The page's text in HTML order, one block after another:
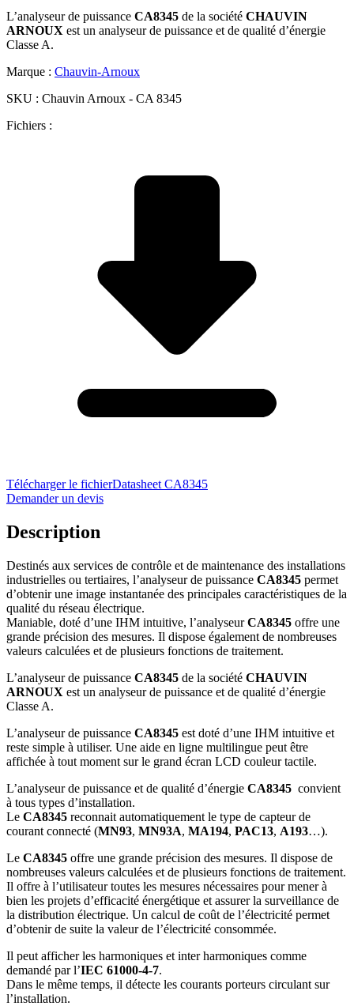
L’analyseur de puissance CA8345 de la société CHAUVIN
ARNOUX est un analyseur de puissance et de qualité d’énergie
Classe A.
Marque : Chauvin-Arnoux
SKU : Chauvin Arnoux - CA 8345
Fichiers :
Télécharger le fichierDatasheet CA8345
Demander un devis
Description
Destinés aux services de contrôle et de maintenance des installations
industrielles ou tertiaires, l’analyseur de puissance CA8345 permet
d’obtenir une image instantanée des principales caractéristiques de la
qualité du réseau électrique.
Maniable, doté d’une IHM intuitive, l’analyseurCA8345 offre une
grande précision des mesures. Il dispose également de nombreuses
valeurs calculées et de plusieurs fonctions de traitement.
L’analyseur de puissance CA8345 de la société CHAUVIN
ARNOUX est un analyseur de puissance et de qualité d’énergie
Classe A.
L’analyseur de puissance CA8345 est doté d’une IHM intuitive et
reste simple à utiliser. Une aide en ligne multilingue peut être
affichée à tout moment sur le grand écran LCD couleur tactile.
L’analyseur de puissance et de qualité d’énergie CA8345 convient
à tous types d’installation.
Le CA8345 reconnait automatiquement le type de capteur de
courant connecté (MN93, MN93A, MA194, PAC13, A193…).
Le CA8345 offre une grande précision des mesures. Il dispose de
nombreuses valeurs calculées et de plusieurs fonctions de traitement.
Il offre à l’utilisateur toutes les mesures nécessaires pour mener à
bien les projets d’efficacité énergétique et assurer la surveillance de
la distribution électrique. Un calcul de coût de l’électricité permet
d’obtenir de suite la valeur de l’électricité consommée.
Il peut afficher les harmoniques et inter harmoniques comme
demandé par l’IEC 61000-4-7.
Dans le même temps, il détecte les courants porteurs circulant sur
l’installation.